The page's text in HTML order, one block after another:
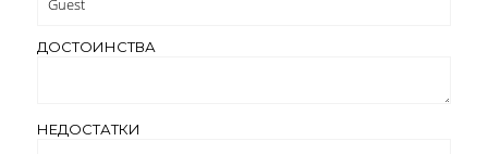
ДОСТОИНСТВА
НЕДОСТАТКИ